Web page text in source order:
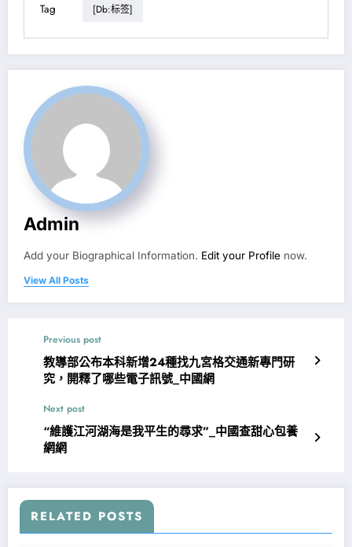
Tag [db:标签]
Admin
Add your Biographical Information. Edit your Profile now.
View All Posts
Previous post
教導部公布本科新增24種找九宮格交通新專門研
究，開釋了哪些電子訊號_中國網
Next post
“維護江河湖海是我平生的尋求”_中國查甜心包養
網網
RELATED POSTS